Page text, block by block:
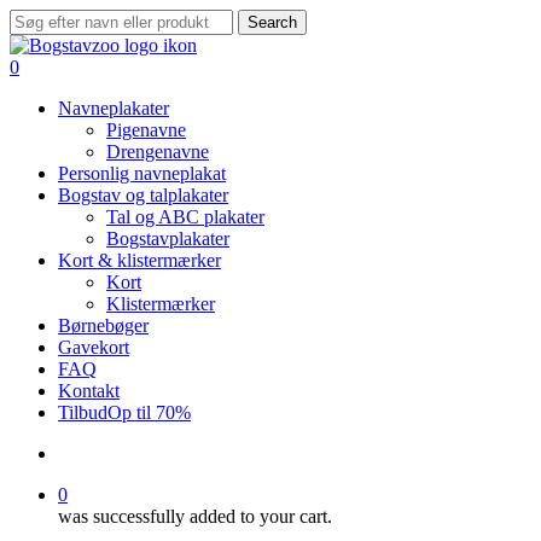
Skip
to
main
Search
Close
Search
search
0
Navneplakater
Pigenavne
Drengenavne
Personlig navneplakat
Bogstav og talplakater
Tal og ABC plakater
Bogstavplakater
Kort & klistermærker
Kort
Klistermærker
Børnebøger
Gavekort
FAQ
Kontakt
TilbudOp til 70%
0
was successfully added to your cart.